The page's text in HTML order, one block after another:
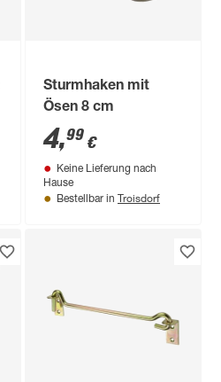
Sturmhaken mit
Ösen 8 cm
4,99 €
Keine Lieferung nach
Hause
Bestellbar in Troisdorf